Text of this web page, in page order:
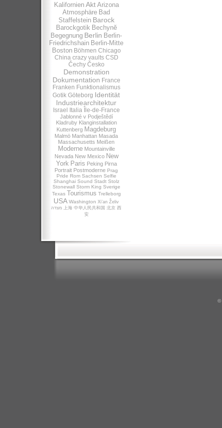
Kalifornien Akt Arizona
Atmosphäre Bad
Staffelstein Barock
Barockgotik Bechynĕ
Begegnung Berlin Berlin-
Friedrichshain Berlin-Mitte
Boston Böhmen Chicago
China crazy vaults CSD
Čechy Česko
Demonstration
Dokumentation France
Franken Funktionalismus
Gotik Göteborg Identität
Industriearchitektur
Israel Italia Île-de-France
Jablonné v Podještědí
Kladruby Klanginstallation
Kuttenberg Magdeburg
Malmö Manhattan Masada
Massachusetts Meißen
Moderne Mountainville
Nevada New Mexico New
York Paris Peking Pirna
Portrait Postmoderne Prag
Pride Rom Sachsen Selfie
Shanghai Sound Stadt Stolz
Stonewall Storm King Sverige
Texas Tourismus Trelleborg
USA Washington Xi’an Želiv
מצדה
上海 中华人民共和国 北京 西
安
©